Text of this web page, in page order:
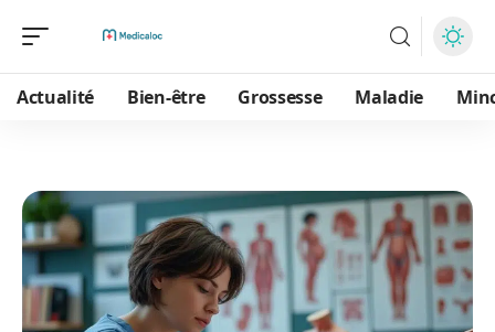
Actualité Bien-être Grossesse Maladie